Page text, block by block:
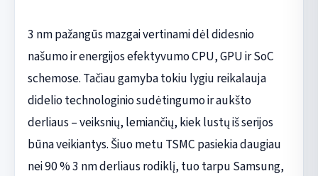
3 nm pažangūs mazgai vertinami dėl didesnio
našumo ir energijos efektyvumo CPU, GPU ir SoC
schemose. Tačiau gamyba tokiu lygiu reikalauja
didelio technologinio sudėtingumo ir aukšto
derliaus – veiksnių, lemiančių, kiek lustų iš serijos
būna veikiantys. Šiuo metu TSMC pasiekia daugiau
nei 90 % 3 nm derliaus rodiklį, tuo tarpu Samsung,